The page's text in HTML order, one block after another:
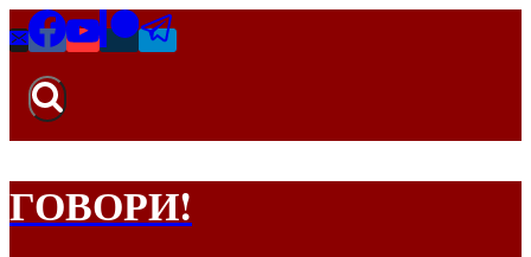
Перейти
до
вмісту
ГОВОРИ!